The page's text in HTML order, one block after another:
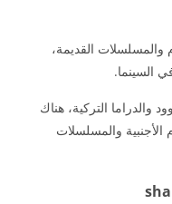
القديمة،
السينما.
والدراما التركية، هناك
الأجنبية والمسلسلات